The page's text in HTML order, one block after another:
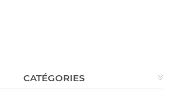
CATÉGORIES